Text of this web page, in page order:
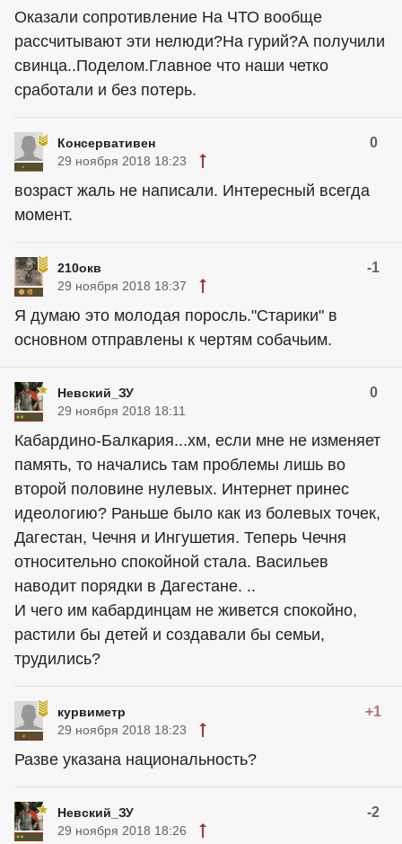
Оказали сопротивление На ЧТО вообще
рассчитывают эти нелюди?На гурий?А получили
свинца..Поделом.Главное что наши четко
сработали и без потерь.
Консервативен 0
29 ноября 2018 18:23
возраст жаль не написали. Интересный всегда
момент.
210окв -1
29 ноября 2018 18:37
Я думаю это молодая поросль."Старики" в
основном отправлены к чертям собачьим.
Невский_ЗУ 0
29 ноября 2018 18:11
Кабардино-Балкария...хм, если мне не изменяет
память, то начались там проблемы лишь во
второй половине нулевых. Интернет принес
идеологию? Раньше было как из болевых точек,
Дагестан, Чечня и Ингушетия. Теперь Чечня
относительно спокойной стала. Васильев
наводит порядки в Дагестане. ..
И чего им кабардинцам не живется спокойно,
растили бы детей и создавали бы семьи,
трудились?
курвиметр +1
29 ноября 2018 18:23
Разве указана национальность?
Невский_ЗУ -2
29 ноября 2018 18:26